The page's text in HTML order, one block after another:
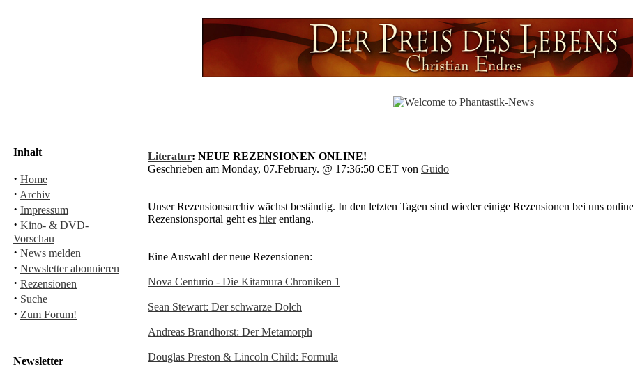
Inhalt
· Home
· Archiv
· Impressum
· Kino- & DVD-
Vorschau
· News melden
· Newsletter abonnieren
· Rezensionen
· Suche
· Zum Forum!
Newsletter
Literatur: NEUE REZENSIONEN ONLINE!
Geschrieben am Monday, 07.February. @ 17:36:50 CET von Guido
Unser Rezensionsarchiv wächst beständig. In den letzten Tagen sind wieder einige Rezensionen bei uns
Rezensionsportal geht es hierentlang.
Eine Auswahl der neue Rezensionen:
Nova Centurio - Die Kitamura Chroniken 1
Sean Stewart: Der schwarze Dolch
Andreas Brandhorst: Der Metamorph
Douglas Preston & Lincoln Child: Formula